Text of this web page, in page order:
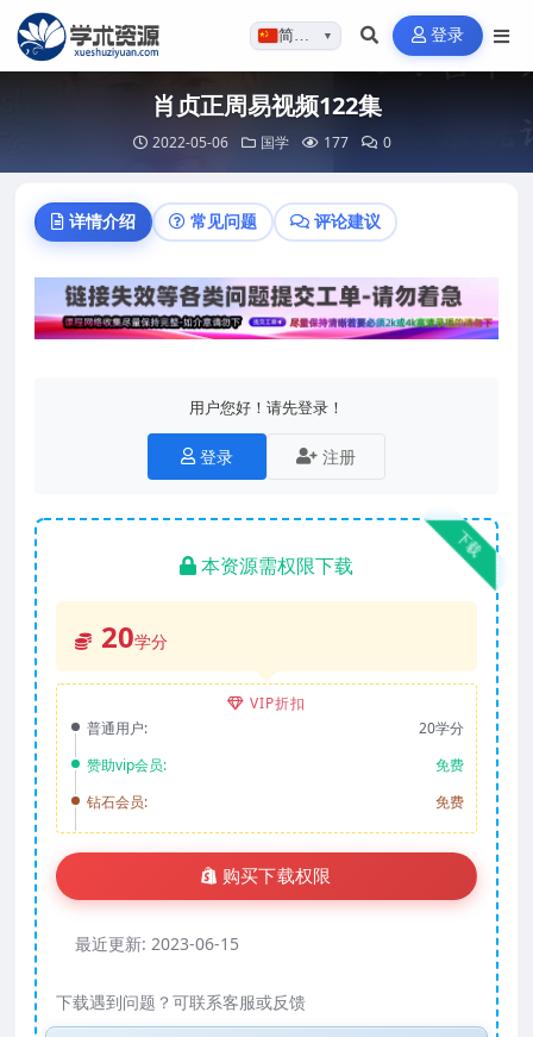
简体…▼ 登录
肖贞正周易视频122集
2022-05-06 国学 177 0
详情介绍 常见问题 评论建议
用户您好！请先登录！
登录 注册
下载
本资源需权限下载
20学分
VIP折扣
普通用户:
20学分
赞助vip会员:
免费
钻石会员:
免费
购买下载权限
最近更新: 2023-06-15
下载遇到问题？可联系客服或反馈